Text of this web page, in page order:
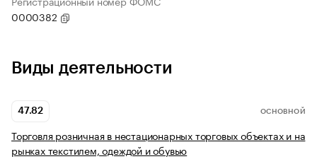
0000382
Виды деятельности
47.82 ОСНОВНОЙ
Торговля розничная в нестационарных торговых объектах и на
рынках текстилем, одеждой и обувью